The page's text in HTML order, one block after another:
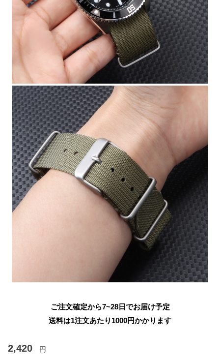
ご注文確定から7~28日でお届け予定
送料は1注文あたり 1000円かかります
2,420 円